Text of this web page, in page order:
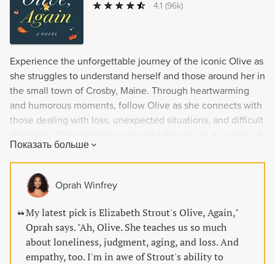
4.1 (96k)
Experience the unforgettable journey of the iconic Olive as
she struggles to understand herself and those around her in
the small town of Crosby, Maine. Through heartwarming
and humorous moments, follow Olive as she connects with
those dealing with loss, unexpected situations, and difficult
self-discovery and moments of transcendent grace.
Показать больше
Oprah Winfrey
My latest pick is Elizabeth Strout's Olive, Again,"
Oprah says. "Ah, Olive. She teaches us so much
about loneliness, judgment, aging, and loss. And
empathy, too. I'm in awe of Strout's ability to